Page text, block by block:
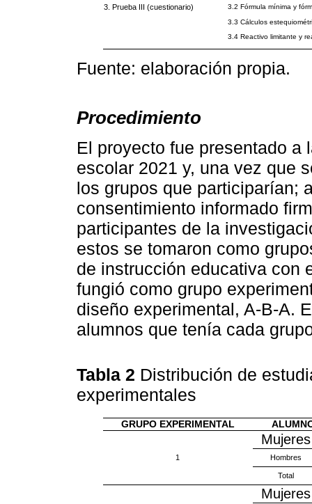
3. Prueba III (cuestionario)
3.2 Fórmula mínima y
3.3 Cálculos
3.4 Reactivo limitante y
Fuente: elaboración propia.
Procedimiento
El proyecto fue presentado
escolar 2021 y, una vez que
los grupos que participarían;
consentimiento informado
participantes de la
estos se tomaron como
de instrucción educativa con
fungió como grupo
diseño experimental, A-B-A.
alumnos que tenía cada
Tabla 2 Distribución de
experimentales
GRUPO EXPERIMENTAL
1
Mujeres
Hombres
Total
Mujeres